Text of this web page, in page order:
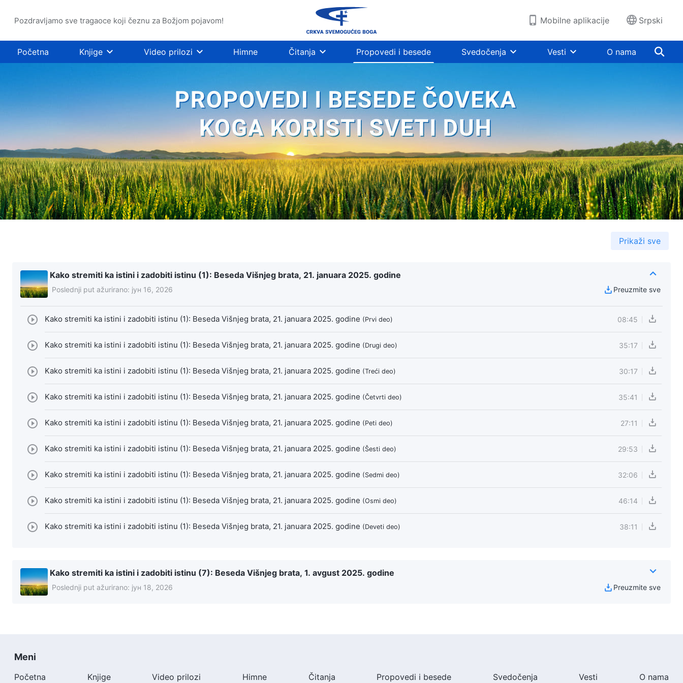
Pozdravljamo sve tragaoce koji čeznu za Božjom pojavom! Mobilne aplikacije Srpski
Početna Knjige Video prilozi Himne Čitanja Propovedi i besede Svedočenja Vesti O nama
Prikaži sve
Kako stremiti ka istini i zadobiti istinu (1): Beseda Višnjeg brata, 21. januara 2025. godine
Poslednji put ažurirano: јун 16, 2026 Preuzmite sve
Kako stremiti ka istini i zadobiti istinu (1): Beseda Višnjeg brata, 21. januara 2025. godine (Prvi deo) 08:45
Kako stremiti ka istini i zadobiti istinu (1): Beseda Višnjeg brata, 21. januara 2025. godine (Drugi deo) 35:17
Kako stremiti ka istini i zadobiti istinu (1): Beseda Višnjeg brata, 21. januara 2025. godine (Treći deo) 30:17
Kako stremiti ka istini i zadobiti istinu (1): Beseda Višnjeg brata, 21. januara 2025. godine (Četvrti deo) 35:41
Kako stremiti ka istini i zadobiti istinu (1): Beseda Višnjeg brata, 21. januara 2025. godine (Peti deo) 27:11
Kako stremiti ka istini i zadobiti istinu (1): Beseda Višnjeg brata, 21. januara 2025. godine (Šesti deo) 29:53
Kako stremiti ka istini i zadobiti istinu (1): Beseda Višnjeg brata, 21. januara 2025. godine (Sedmi deo) 32:06
Kako stremiti ka istini i zadobiti istinu (1): Beseda Višnjeg brata, 21. januara 2025. godine (Osmi deo) 46:14
Kako stremiti ka istini i zadobiti istinu (1): Beseda Višnjeg brata, 21. januara 2025. godine (Deveti deo) 38:11
Kako stremiti ka istini i zadobiti istinu (7): Beseda Višnjeg brata, 1. avgust 2025. godine
Poslednji put ažurirano: јун 18, 2026 Preuzmite sve
Meni
Početna Knjige Video prilozi Himne Čitanja Propovedi i besede Svedočenja Vesti O nama